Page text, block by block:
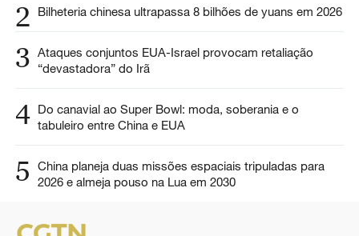
2 Bilheteria chinesa ultrapassa 8 bilhões de yuans em 2026
3 Ataques conjuntos EUA-Israel provocam retaliação
“devastadora” do Irã
4 Do canavial ao Super Bowl: moda, soberania e o
tabuleiro entre China e EUA
5
China planeja duas missões espaciais tripuladas para
2026 e almeja pouso na Lua em 2030